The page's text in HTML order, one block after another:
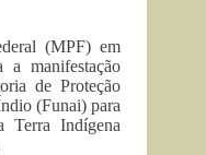
(MPF) em
manifestação
de Proteção
(Funai) para
Terra Indígena